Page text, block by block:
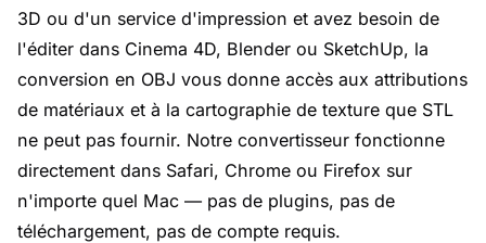
3D ou d'un service d'impression et avez besoin de
l'éditer dans Cinema 4D, Blender ou SketchUp, la
conversion en OBJ vous donne accès aux attributions
de matériaux et à la cartographie de texture que STL
ne peut pas fournir. Notre convertisseur fonctionne
directement dans Safari, Chrome ou Firefox sur
n'importe quel Mac — pas de plugins, pas de
téléchargement, pas de compte requis.